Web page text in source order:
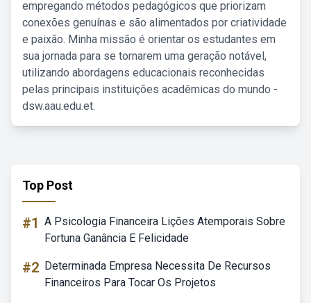
empregando métodos pedagógicos que priorizam
conexões genuínas e são alimentados por criatividade
e paixão. Minha missão é orientar os estudantes em
sua jornada para se tornarem uma geração notável,
utilizando abordagens educacionais reconhecidas
pelas principais instituições acadêmicas do mundo -
dsw.aau.edu.et.
Top Post
#1 A Psicologia Financeira Lições Atemporais Sobre
Fortuna Ganância E Felicidade
#2 Determinada Empresa Necessita De Recursos
Financeiros Para Tocar Os Projetos